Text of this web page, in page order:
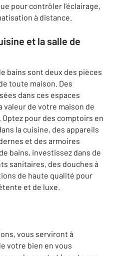
pour contrôler l'éclairage,
à distance.
et la salle de
bains sont deux des pièces
toute maison. Des
dans ces espaces
valeur de votre maison de
pour des comptoirs en
la cuisine, des appareils
et des armoires
bains, investissez dans de
sanitaires, des douches à
de haute qualité pour
et de luxe.
vous serviront à
votre bien en vous